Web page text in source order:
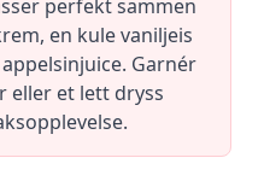
perfekt sammen
en kule vaniljeis
Garnér
eller et lett dryss